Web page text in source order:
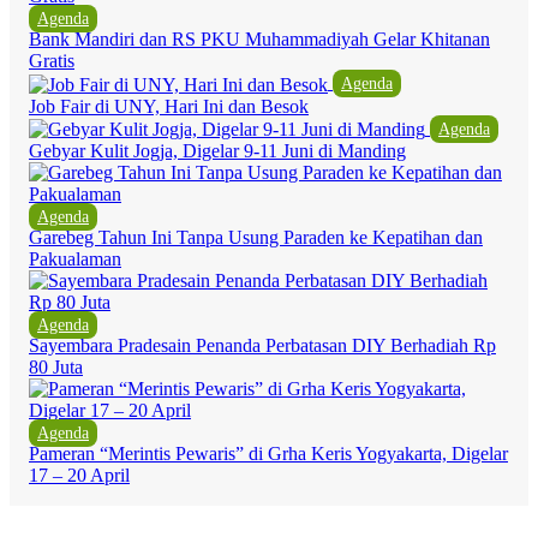
Agenda
Bank Mandiri dan RS PKU Muhammadiyah Gelar Khitanan
Gratis
Agenda
Job Fair di UNY, Hari Ini dan Besok
Agenda
Gebyar Kulit Jogja, Digelar 9-11 Juni di Manding
Agenda
Garebeg Tahun Ini Tanpa Usung Paraden ke Kepatihan dan
Pakualaman
Agenda
Sayembara Pradesain Penanda Perbatasan DIY Berhadiah Rp
80 Juta
Agenda
Pameran “Merintis Pewaris” di Grha Keris Yogyakarta, Digelar
17 – 20 April